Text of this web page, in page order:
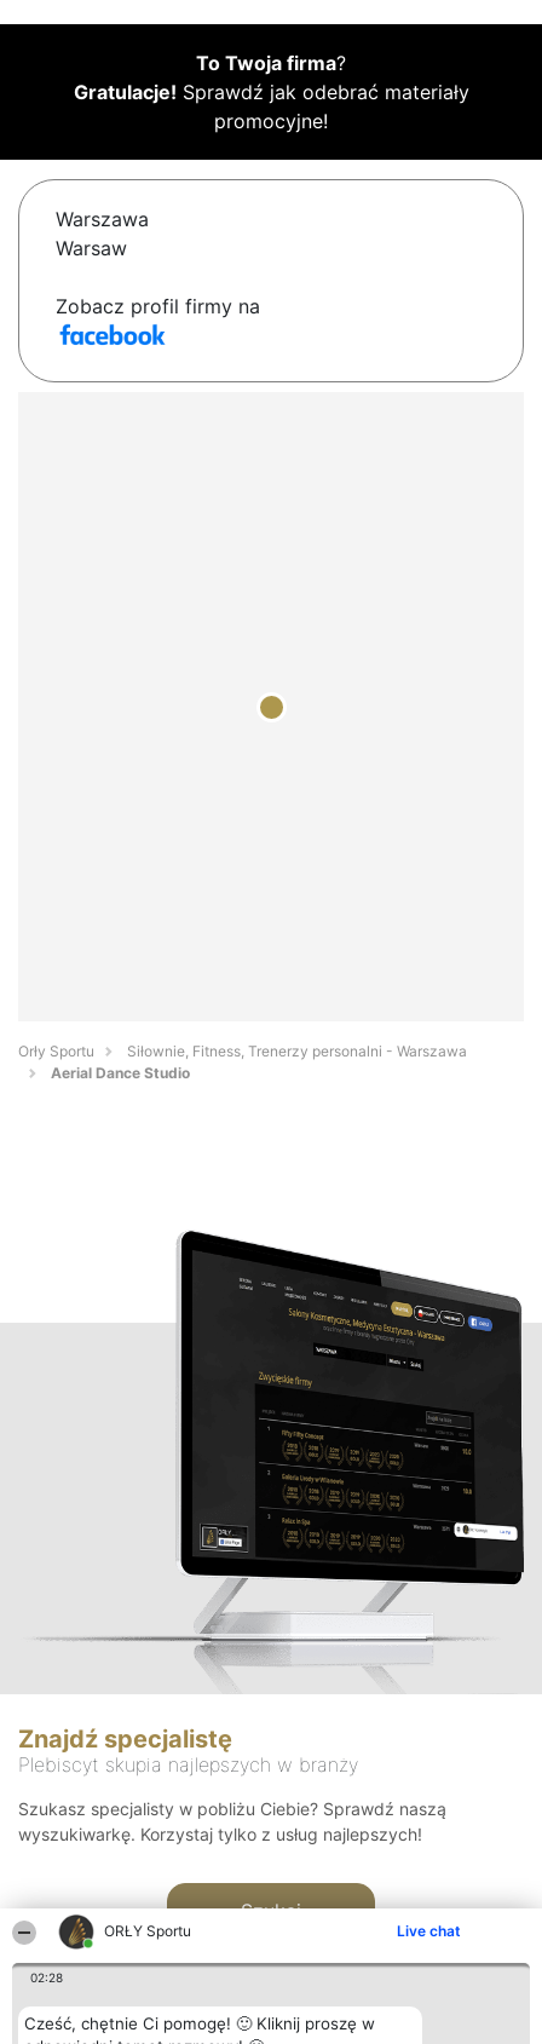
ORŁY Sportu Live chat
02:28
Cześć, chętnie Ci pomogę! 🙂 Kliknij proszę w
To Twoja firma?
Gratulacje! Sprawdź jak odebrać materiały
promocyjne!
Warszawa
Warsaw
Zobacz profil firmy na
Orły Sportu
Siłownie, Fitness, Trenerzy personalni - Warszawa
Aerial Dance Studio
Znajdź specjalistę
Plebiscyt skupia najlepszych w branży
Szukasz specjalisty w pobliżu Ciebie? Sprawdź naszą
wyszukiwarkę. Korzystaj tylko z usług najlepszych!
Szukaj